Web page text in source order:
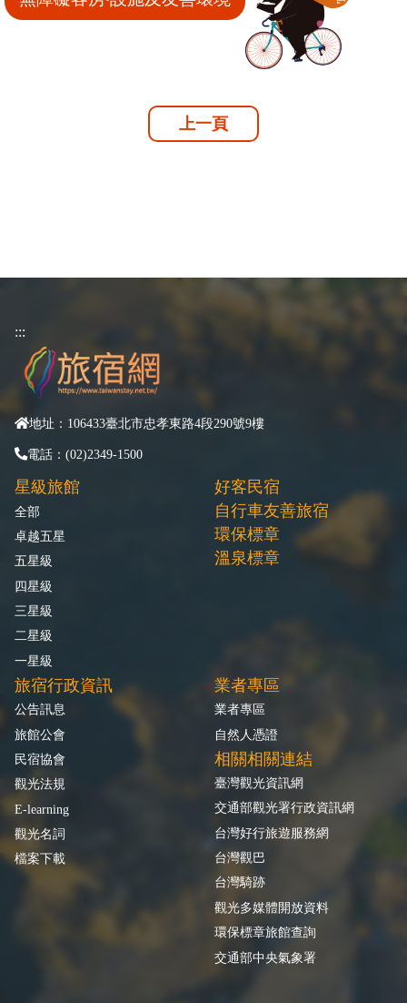
上一頁
:::
地址：106433臺北市忠孝東路4段290號9樓
電話：(02)2349-1500
星級旅館
全部
卓越五星
五星級
四星級
三星級
二星級
一星級
好客民宿
自行車友善旅宿
環保標章
溫泉標章
旅宿行政資訊
公告訊息
旅館公會
民宿協會
觀光法規
E-learning
觀光名詞
檔案下載
業者專區
業者專區
自然人憑證
相關相關連結
臺灣觀光資訊網
交通部觀光署行政資訊網
台灣好行旅遊服務網
台灣觀巴
台灣騎跡
觀光多媒體開放資料
環保標章旅館查詢
交通部中央氣象署